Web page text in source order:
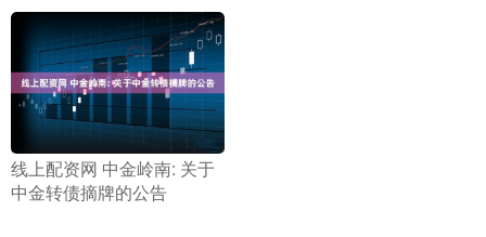
​线上配资网 中金岭南: 关于
中金转债摘牌的公告